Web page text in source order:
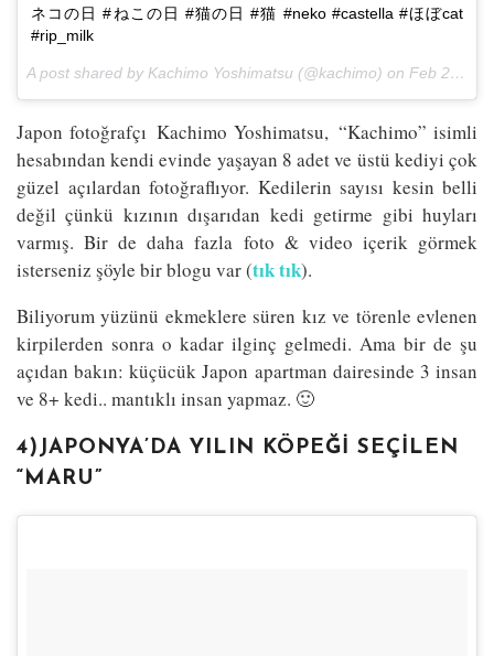
ネコの日 #ねこの日 #猫の日 #猫 #neko #castella #ほぼcat
#rip_milk
A post shared by Kachimo Yoshimatsu (@kachimo) on Feb 22, 2017 at 4:32am PST
Japon fotoğrafçı Kachimo Yoshimatsu, “Kachimo” isimli
hesabından kendi evinde yaşayan 8 adet ve üstü kediyi çok
güzel açılardan fotoğraflıyor. Kedilerin sayısı kesin belli
değil çünkü kızının dışarıdan kedi getirme gibi huyları
varmış. Bir de daha fazla foto & video içerik görmek
isterseniz şöyle bir blogu var (tık tık).
Biliyorum yüzünü ekmeklere süren kız ve törenle evlenen
kirpilerden sonra o kadar ilginç gelmedi. Ama bir de şu
açıdan bakın: küçücük Japon apartman dairesinde 3 insan
ve 8+ kedi.. mantıklı insan yapmaz. 🙂
4)JAPONYA’DA YILIN KÖPEĞI SEÇILEN
“MARU”